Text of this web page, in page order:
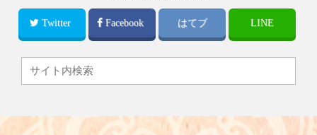
Twitter Facebook はてブ LINE